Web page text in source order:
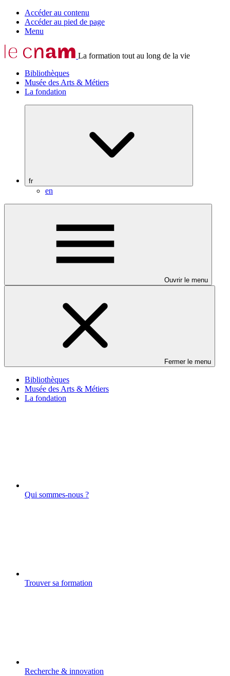
Accéder au contenu
Accéder au pied de page
Menu
La formation tout au long de la vie
Bibliothèques
Musée des Arts & Métiers
La fondation
fr
en
Ouvrir le menu
Fermer le menu
Bibliothèques
Musée des Arts & Métiers
La fondation
Qui sommes-nous ?
Trouver sa formation
Recherche & innovation